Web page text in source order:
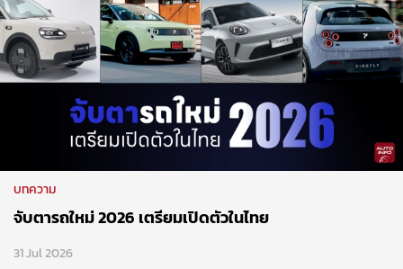
บทความ
จับตารถใหม่ 2026 เตรียมเปิดตัวในไทย
31 Jul 2026